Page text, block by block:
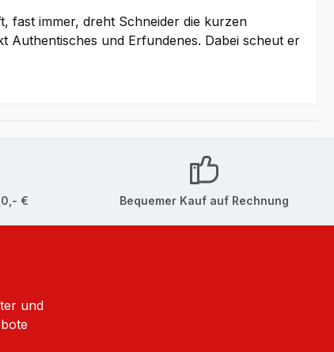
fast immer, dreht Schneider die kurzen
Authentisches und Erfundenes. Dabei scheut er
€ Bequemer Kauf auf Rechnung
und